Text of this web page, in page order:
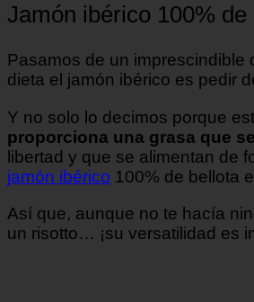
Jamón ibérico 100%
Pasamos de un
dieta el jamón ibérico es pedir
Y no solo lo decimos porque
proporciona una grasa que
libertad y que se alimentan de
jamón ibérico 100% de bellota
Así que, aunque no te hacía
un risotto… ¡su versatilidad es